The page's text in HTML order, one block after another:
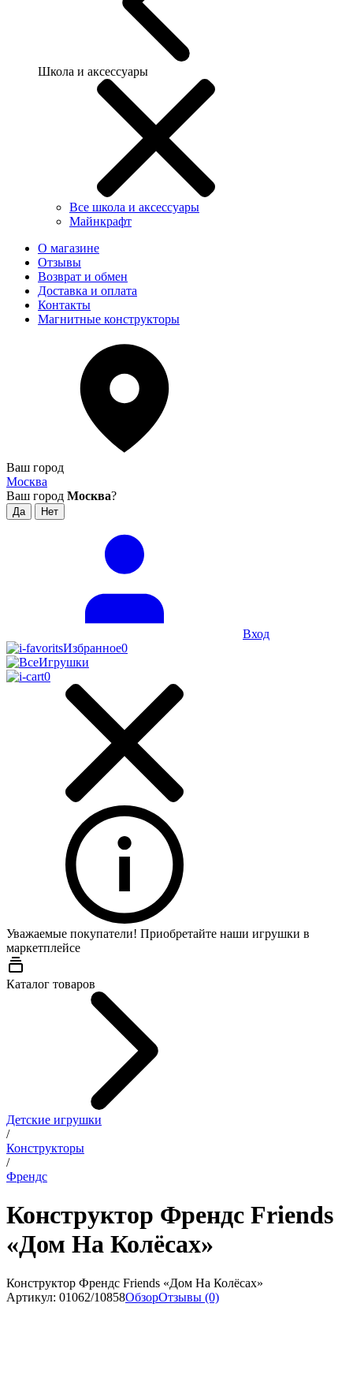
Школа и аксессуары
Все школа и аксессуары
Майнкрафт
О магазине
Отзывы
Возврат и обмен
Доставка и оплата
Контакты
Магнитные конструкторы
Ваш город
Москва
Ваш город Москва?
Вход
Избранное0
0
Уважаемые покупатели! Приобретайте наши игрушки в
маркетплейсе
Каталог товаров
Детские игрушки
/
Конструкторы
/
Френдс
Конструктор Френдс Friends
«Дом На Колёсах»
Конструктор Френдс Friends «Дом На Колёсах»
Артикул: 01062/10858ОбзорОтзывы (0)